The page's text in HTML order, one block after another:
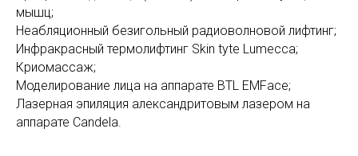
мышц;
Неабляционный безигольный радиоволновой лифтинг;
Инфракрасный термолифтинг Skin tyte Lumecca;
Криомассаж;
Моделирование лица на аппарате BTL EMFace;
Лазерная эпиляция александритовым лазером на
аппарате Candela.